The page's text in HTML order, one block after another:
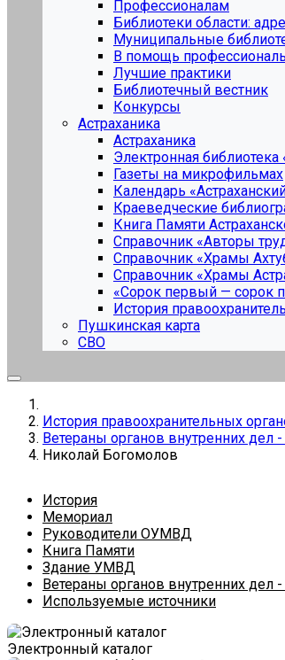
Профессионалам
Библиотеки области:
Муниципальные
В помощь
Лучшие практики
Библиотечный вестник
Конкурсы
Астраханика
Астраханика
Электронная библиотека
Газеты на микрофильмах
Календарь
Краеведческие
Книга Памяти
Справочник «Авторы
Справочник «Храмы
Cправочник «Храмы
«Сорок первый — сорок
История
Пушкинская карта
СВО
История правоохранительных
Ветераны органов внутренних дел
Николай Богомолов
История
Мемориал
Руководители ОУМВД
Книга Памяти
Здание УМВД
Ветераны органов внутренних дел
Используемые источники
Электронный каталог